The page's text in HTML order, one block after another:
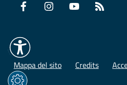
Facebook Instagram YouTube
Mappa del sito Credits